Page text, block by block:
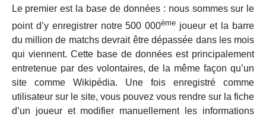
Le premier est la base de données : nous sommes sur le
point d’y enregistrer notre 500 000ème joueur et la barre
du million de matchs devrait être dépassée dans les mois
qui viennent. Cette base de données est principalement
entretenue par des volontaires, de la même façon qu’un
site comme Wikipédia. Une fois enregistré comme
utilisateur sur le site, vous pouvez vous rendre sur la fiche
d’un joueur et modifier manuellement les informations